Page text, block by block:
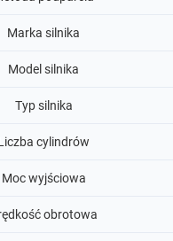
Marka silnika
Model silnika
Typ silnika
cylindrów
Moc wyjściowa
obrotowa